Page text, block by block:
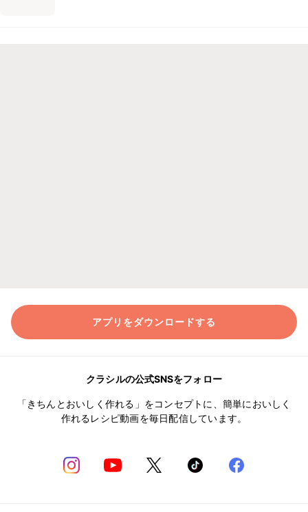
アプリをダウンロードする
クラシルの公式SNSをフォロー
「きちんとおいしく作れる」をコンセプトに、簡単においしく
作れるレシピ動画を毎日配信しています。